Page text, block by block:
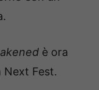
è ora
Next Fest.